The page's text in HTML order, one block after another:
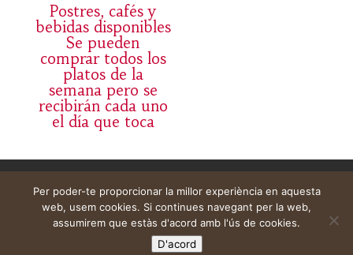
Postres, cafés y
bebidas disponibles
Se pueden
comprar todos los
platos de la
semana pero se
recibirán cada uno
el día que toca
Web construïda perDeMomentSomTres
Per poder-te proporcionar la millor experiència en aquesta
web, usem cookies. Si continues navegant per la web,
assumirem que estàs d'acord amb l'ús de cookies.
D'acord